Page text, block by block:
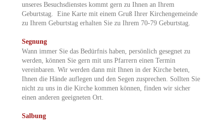
unseres Besuchsdienstes kommt gern zu Ihnen an Ihrem
Geburtstag. Eine Karte mit einem Gruß Ihrer Kirchengemeinde
zu Ihrem Geburtstag erhalten Sie zu Ihrem 70-79 Geburtstag.
Segnung
Wann immer Sie das Bedürfnis haben, persönlich gesegnet zu
werden, können Sie gern mit uns Pfarrern einen Termin
vereinbaren. Wir werden dann mit Ihnen in der Kirche beten,
Ihnen die Hände auflegen und den Segen zusprechen. Sollten Sie
nicht zu uns in die Kirche kommen können, finden wir sicher
einen anderen geeigneten Ort.
Salbung